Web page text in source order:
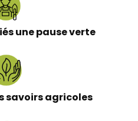
une pause verte
savoirs agricoles